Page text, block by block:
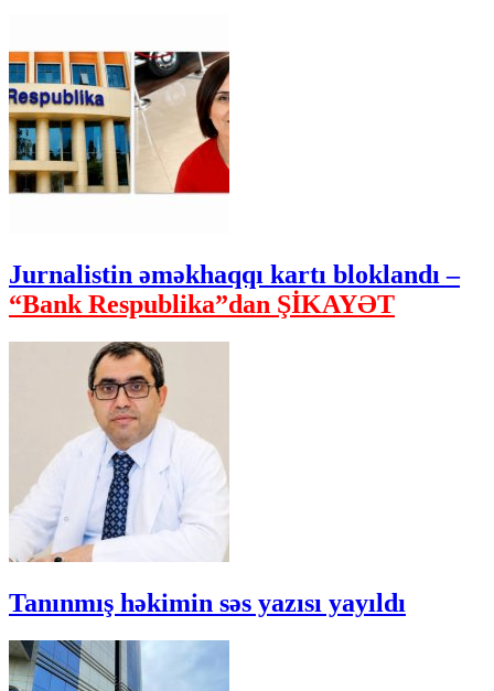
Jurnalistin əməkhaqqı kartı bloklandı –
“Bank Respublika”dan ŞİKAYƏT
Tanınmış həkimin səs yazısı yayıldı